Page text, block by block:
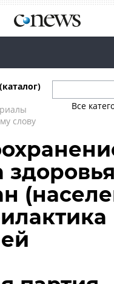
слову
Все
здоровья